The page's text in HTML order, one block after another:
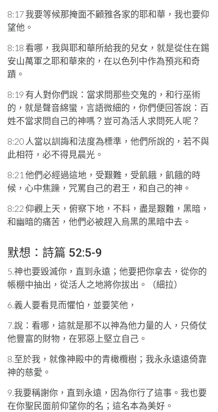
8:17 我要等候那掩面不顧雅各家的耶和華，我也要仰
望他。
8:18 看哪，我與耶和華所給我的兒女，就是從住在錫
安山萬軍之耶和華來的，在以色列中作為預兆和奇
蹟。
8:19 有人對你們說：當求問那些交鬼的，和行巫術
的，就是聲音綿蠻，言語微細的，你們便回答說：百
姓不當求問自己的神嗎？豈可為活人求問死人呢？
8:20 人當以訓誨和法度為標準，他們所說的，若不與
此相符，必不得見晨光。
8:21 他們必經過這地，受艱難，受飢餓，飢餓的時
候，心中焦躁，咒罵自己的君王，和自己的神。
8:22 仰觀上天，俯察下地，不料，盡是艱難，黑暗，
和幽暗的痛苦，他們必被趕入烏黑的黑暗中去。
默想：詩篇 52:5-9
5.神也要毀滅你，直到永遠；他要把你拿去，從你的
帳棚中抽出，從活人之地將你拔出。（細拉）
6.義人要看見而懼怕，並要笑他，
7.說：看哪，這就是那不以神為他力量的人，只倚仗
他豐富的財物，在邪惡上堅立自己。
8.至於我，就像神殿中的青橄欖樹；我永永遠遠倚靠
神的慈愛。
9.我要稱謝你，直到永遠，因為你行了這事。我也要
在你聖民面前仰望你的名；這名本為美好。